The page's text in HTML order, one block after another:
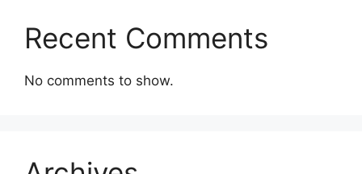
Recent Comments
No comments to show.